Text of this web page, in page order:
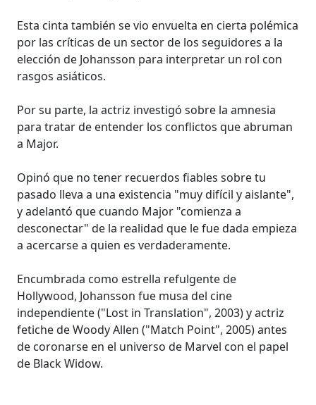
Esta cinta también se vio envuelta en cierta polémica
por las críticas de un sector de los seguidores a la
elección de Johansson para interpretar un rol con
rasgos asiáticos.
Por su parte, la actriz investigó sobre la amnesia
para tratar de entender los conflictos que abruman
a Major.
Opinó que no tener recuerdos fiables sobre tu
pasado lleva a una existencia "muy difícil y aislante",
y adelantó que cuando Major "comienza a
desconectar" de la realidad que le fue dada empieza
a acercarse a quien es verdaderamente.
Encumbrada como estrella refulgente de
Hollywood, Johansson fue musa del cine
independiente ("Lost in Translation", 2003) y actriz
fetiche de Woody Allen ("Match Point", 2005) antes
de coronarse en el universo de Marvel con el papel
de Black Widow.